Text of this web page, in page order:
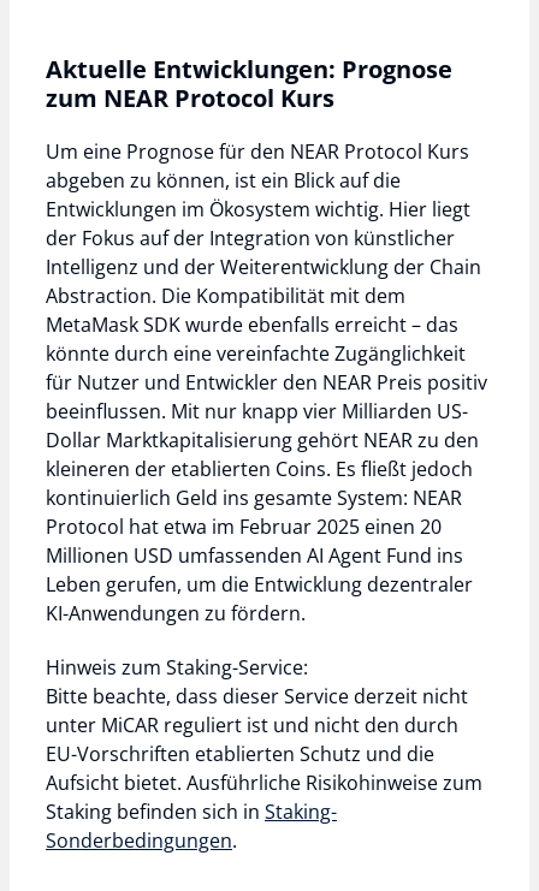
Aktuelle Entwicklungen: Prognose
zum NEAR Protocol Kurs
Um eine Prognose für den NEAR Protocol Kurs
abgeben zu können, ist ein Blick auf die
Entwicklungen im Ökosystem wichtig. Hier liegt
der Fokus auf der Integration von künstlicher
Intelligenz und der Weiterentwicklung der Chain
Abstraction. Die Kompatibilität mit dem
MetaMask SDK wurde ebenfalls erreicht – das
könnte durch eine vereinfachte Zugänglichkeit
für Nutzer und Entwickler den NEAR Preis positiv
beeinflussen. Mit nur knapp vier Milliarden US-
Dollar Marktkapitalisierung gehört NEAR zu den
kleineren der etablierten Coins. Es fließt jedoch
kontinuierlich Geld ins gesamte System: NEAR
Protocol hat etwa im Februar 2025 einen 20
Millionen USD umfassenden AI Agent Fund ins
Leben gerufen, um die Entwicklung dezentraler
KI-Anwendungen zu fördern.
Hinweis zum Staking-Service:
Bitte beachte, dass dieser Service derzeit nicht
unter MiCAR reguliert ist und nicht den durch
EU-Vorschriften etablierten Schutz und die
Aufsicht bietet. Ausführliche Risikohinweise zum
Staking befinden sich in Staking-
Sonderbedingungen.